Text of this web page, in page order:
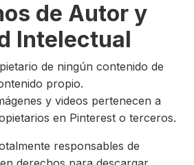
de Autor y
Intelectual
de ningún contenido de
propio.
y videos pertenecen a
en Pinterest o terceros.
responsables de